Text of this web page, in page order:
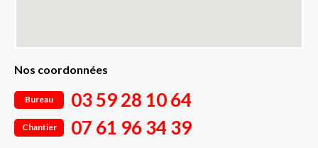
Nos coordonnées
Bureau 03 59 28 10 64
Chantier 07 61 96 34 39